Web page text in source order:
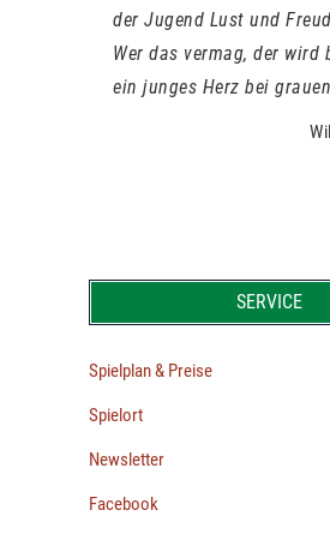
der Jugend Lust und
Wer das vermag, der wird
ein junges Herz bei
SERVICE
Spielplan & Preise
Spielort
Newsletter
Facebook